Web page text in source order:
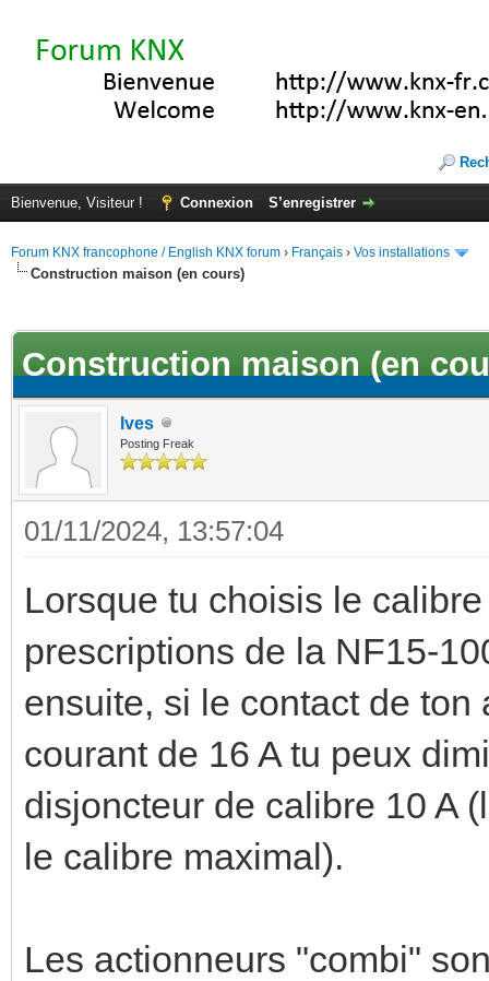
Bienvenue, Visiteur ! Connexion S’enregistrer
Forum KNX francophone / English KNX forum › Français › Vos installations
Construction maison (en cours)
Construction maison (en
Ives
Posting Freak
01/11/2024, 13:57:04
Lorsque tu choisis le
prescriptions de la NF15-
ensuite, si le contact de
courant de 16 A tu peux
disjoncteur de calibre 10 A
le calibre maximal).
Les actionneurs "combi"